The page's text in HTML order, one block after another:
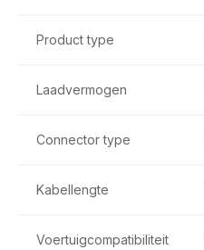
Product type
Laadvermogen
Connector type
Kabellengte
Voertuigcompatibiliteit